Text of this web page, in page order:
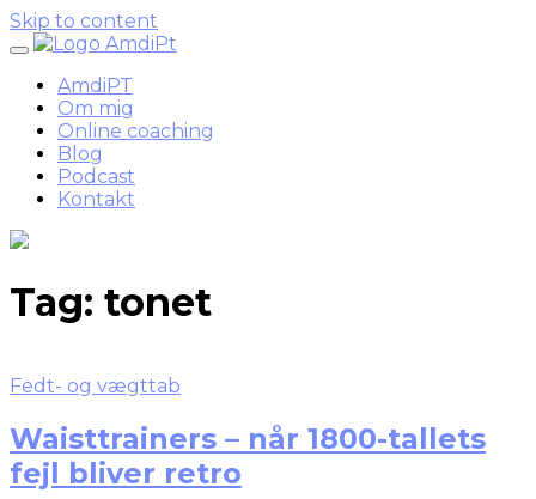
Skip to content
AmdiPT
Om mig
Online coaching
Blog
Podcast
Kontakt
Tag: tonet
Fedt- og vægttab
Waisttrainers – når 1800-tallets
fejl bliver retro